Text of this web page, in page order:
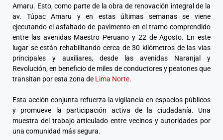
Amaru. Esto, como parte de la obra de renovación integral de la
av. Túpac Amaru y en estas últimas semanas se viene
ejecutando el asfaltado de pavimento en el tramo comprendido
entre las avenidas Maestro Peruano y 22 de Agosto. En este
lugar se están rehabilitando cerca de 30 kilómetros de las vías
principales y auxiliares, desde las avenidas Naranjal y
Revolución, en beneficio de miles de conductores y peatones que
transitan por esta zona de Lima Norte.
Esta acción conjunta refuerza la vigilancia en espacios públicos
y promueve la participación activa de la ciudadanía. Una
muestra del trabajo articulado entre vecinos y autoridades por
una comunidad más segura.